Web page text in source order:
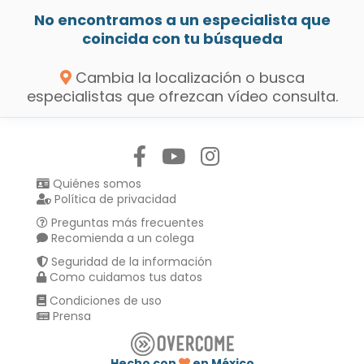
No encontramos a un especialista que
coincida con tu búsqueda
Cambia la localización o busca
especialistas que ofrezcan vídeo consulta.
Quiénes somos
Política de privacidad
Preguntas más frecuentes
Recomienda a un colega
Seguridad de la información
Como cuidamos tus datos
Condiciones de uso
Prensa